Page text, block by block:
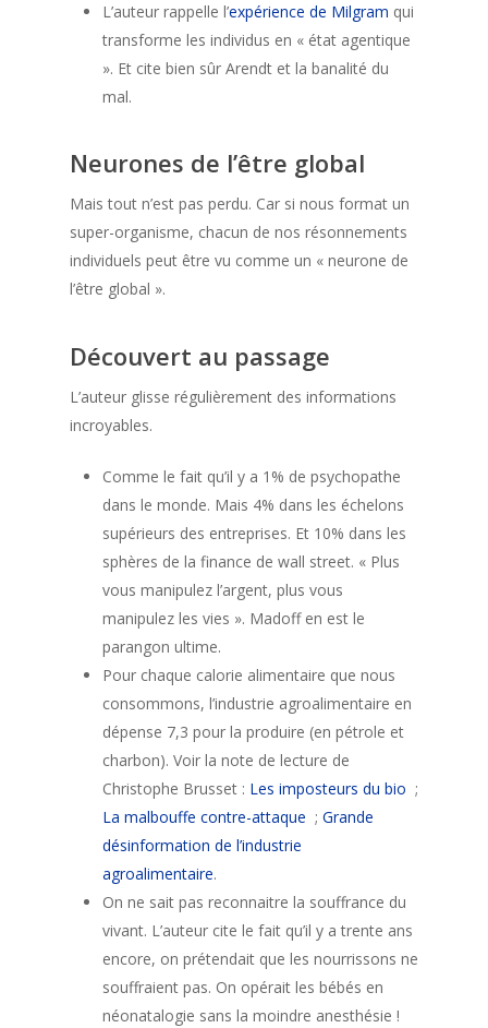
L’auteur rappelle l’expérience de Milgram qui
transforme les individus en « état agentique
». Et cite bien sûr Arendt et la banalité du
mal.
Neurones de l’être global
Mais tout n’est pas perdu. Car si nous format un
super-organisme, chacun de nos résonnements
individuels peut être vu comme un « neurone de
l’être global ».
Découvert au passage
L’auteur glisse régulièrement des informations
incroyables.
Comme le fait qu’il y a 1% de psychopathe
dans le monde. Mais 4% dans les échelons
supérieurs des entreprises. Et 10% dans les
sphères de la finance de wall street. « Plus
vous manipulez l’argent, plus vous
manipulez les vies ». Madoff en est le
parangon ultime.
Pour chaque calorie alimentaire que nous
consommons, l’industrie agroalimentaire en
dépense 7,3 pour la produire (en pétrole et
charbon). Voir la note de lecture de
Christophe Brusset : Les imposteurs du bio ;
La malbouffe contre-attaque ; Grande
désinformation de l’industrie
agroalimentaire.
On ne sait pas reconnaitre la souffrance du
vivant. L’auteur cite le fait qu’il y a trente ans
encore, on prétendait que les nourrissons ne
souffraient pas. On opérait les bébés en
néonatalogie sans la moindre anesthésie !